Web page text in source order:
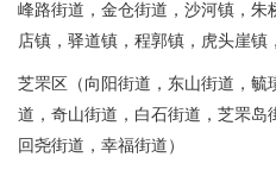
峰路街道，金仓街道，沙河镇，朱
店镇，驿道镇，程郭镇，虎头崖镇
芝罘区（向阳街道，东山街道，毓
道，奇山街道，白石街道，芝罘岛
回尧街道，幸福街道）